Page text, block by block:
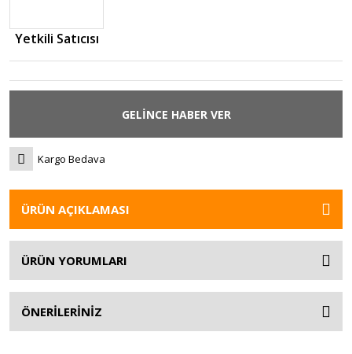
Yetkili Satıcısı
GELİNCE HABER VER
Kargo Bedava
ÜRÜN AÇIKLAMASI
ÜRÜN YORUMLARI
ÖNERİLERİNİZ